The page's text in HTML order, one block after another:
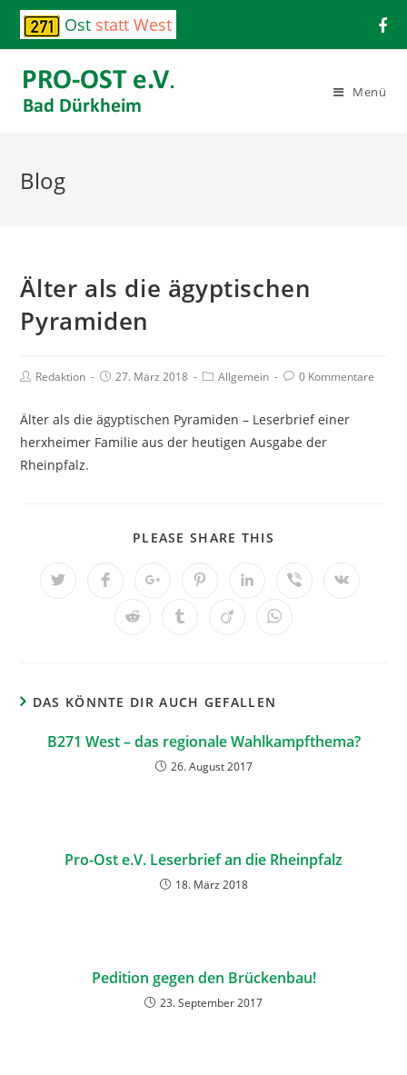
Ost statt West
Menü
Blog
Älter als die ägyptischen
Pyramiden
Redaktion 27. März 2018 Allgemein 0 Kommentare
Älter als die ägyptischen Pyramiden – Leserbrief einer
herxheimer Familie aus der heutigen Ausgabe der
Rheinpfalz.
PLEASE SHARE THIS
DAS KÖNNTE DIR AUCH GEFALLEN
B271 West – das regionale Wahlkampfthema?
26. August 2017
Pro-Ost e.V. Leserbrief an die Rheinpfalz
18. März 2018
Pedition gegen den Brückenbau!
23. September 2017